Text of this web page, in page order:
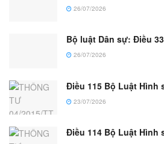
26/07/2026
Bộ luật Dân sự: Điều
26/07/2026
Điều 115 Bộ Luật Hình
23/07/2026
Điều 114 Bộ Luật Hình